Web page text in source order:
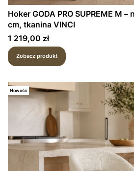
Hoker GODA PRO SUPREME M
cm, tkanina VINCI
Cena
1 219,00 zł
Zobacz produkt
Nowość